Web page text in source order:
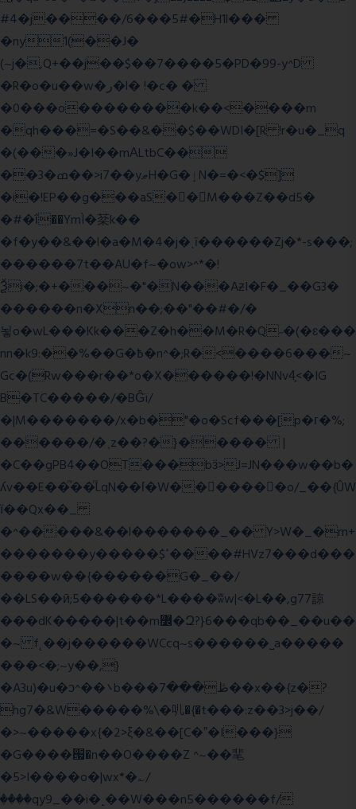
#4�j����/6���5#�H1l���
�ny1(��J�
(~j�,Q+��j��$��7����5�PD�99-y^D
�R�o�u��w�ر�l� !�c� �
�0���o��������k��<����m
�qh���=�S��&��$��WDI�[R !r�u�_q
�(���»J�I��mΑLtbC��
��3�ߘ��>i7��yޠH�G�ٳN�=�<�$]
�i�!EP��g���aS��M���Z��d5�
�#�ΐ��YmÌ�棻k��
�f�y��&��l�a�M�4�j�ˎī������Zj�*-s���;
������7t� �AU�f~�ow>^*�!
Ѯi�;�+���~�"�N���AƶI�F�_��G3�
������n�Xn��;��"��#�/�
뇧o�wL���Kk���Z�h��M�R�Q˶�(�ɛ���
nn�k9:��%��G�߿�n^�;R�<����6���~
Gc�(Rw���r��*o�X������!�NNv4̙<�IG
B�TC�����/�BĜï/
�|M�������/x�b�"�o�Scf���[p�г�%;
������/�˱z��?�}����� |
�C��gPB4��OT���bӟ>J=JN���w��b�
ʎv��E��ͫ��ͫLqN��ſ�W���ً����o/_��{ÛW
ї��Qx��_
�^�����&��l�������_�� Y>W�_�m+
�������y�����$ߵ����#HVz7���d���
����w��{������G�_��/
��LS��ӣ;5������*L����ʬw|<�L��,g77諒
���dK�����|t��m߼�Զ?}6���qb��_��u��
�~ f˛��j������WCcq~s������˽a�����
���<�;~y��,}
�A3u)�u�ͻ^��܌b���ڟ���7��x��{z�?
hg7�&W�����%\�䶷�{�t���:z��3>j��/
�>~�����x{�2>ξ�&��[C�ˮ�I���}
�G����՗�n��O����Z ^~��靟
�5>I����o�|wx*�؎/
����qy9_��i�˻��W���n5������f/